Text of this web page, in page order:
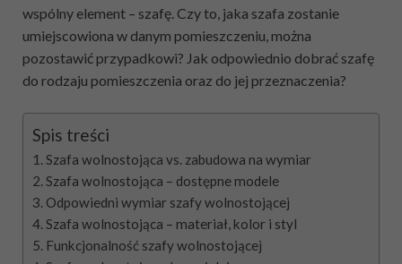
wspólny element – szafę. Czy to, jaka szafa zostanie
umiejscowiona w danym pomieszczeniu, można
pozostawić przypadkowi? Jak odpowiednio dobrać szafę
do rodzaju pomieszczenia oraz do jej przeznaczenia?
Spis treści
Szafa wolnostojąca vs. zabudowa na wymiar
Szafa wolnostojąca – dostępne modele
Odpowiedni wymiar szafy wolnostojącej
Szafa wolnostojąca – materiał, kolor i styl
Funkcjonalność szafy wolnostojącej